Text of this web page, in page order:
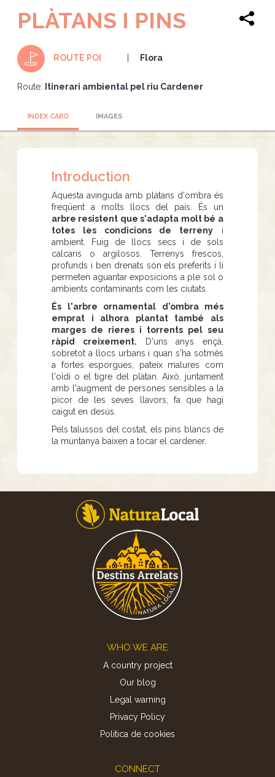
PLÀTANS I PINS
ROUTE POI Flora
Route: Itinerari ambiental pel riu Cardener
INDEX CARD IMAGES
Introduction
Aquesta avinguda amb plàtans d'ombra és
freqüent a molts llocs del país. És un
arbre resistent que s'adapta molt bé a
totes les condicions de terreny i
ambient. Fuig de llocs secs i de sols
calcaris o argilosos. Terrenys frescos,
profunds i ben drenats són els preferits i li
permeten aguantar exposicions a ple sol o
ambients contaminants com les ciutats.
És l'arbre ornamental d'ombra més
emprat i alhora plantat també als
marges de rieres i torrents pel seu
ràpid creixement. D'uns anys ençà,
sobretot a llocs urbans i quan s'ha sotmès
a fortes esporgues, pateix malures com
l'oïdi o el tigre del plàtan. Això, juntament
amb l'augment de persones sensibles a la
picor de les seves llavors, fa que hagi
caigut en desús.
Pels talussos del costat, els pins blancs de
la muntanya baixen a tocar el cardener.
WHO WE ARE
A country project
Our blog
Legal warning
Privacy Policy
Politica de cookies
CONNECT